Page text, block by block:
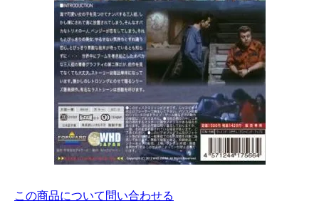
この商品について問い合わせる